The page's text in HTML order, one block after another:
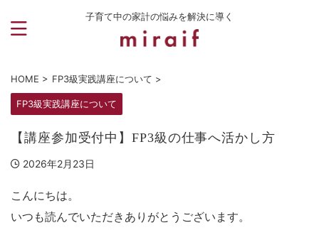
子育て中の家計の悩みを解決に導く
HOME > FP3級実践講座について >
FP3級実践講座について
【講座参加受付中】FP3級の仕事へ活かし方
2026年2月23日
こんにちは。
いつも読んでいただきありがとうございます。